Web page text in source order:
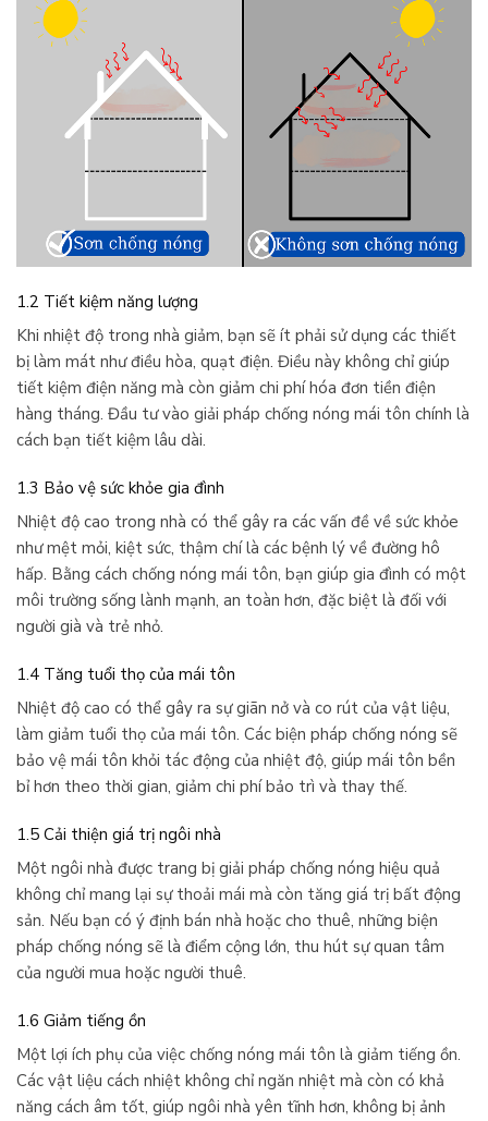
1.2 Tiết kiệm năng lượng
Khi nhiệt độ trong nhà giảm, bạn sẽ ít phải sử dụng các thiết
bị làm mát như điều hòa, quạt điện. Điều này không chỉ giúp
tiết kiệm điện năng mà còn giảm chi phí hóa đơn tiền điện
hàng tháng. Đầu tư vào giải pháp chống nóng mái tôn chính là
cách bạn tiết kiệm lâu dài.
1.3 Bảo vệ sức khỏe gia đình
Nhiệt độ cao trong nhà có thể gây ra các vấn đề về sức khỏe
như mệt mỏi, kiệt sức, thậm chí là các bệnh lý về đường hô
hấp. Bằng cách chống nóng mái tôn, bạn giúp gia đình có một
môi trường sống lành mạnh, an toàn hơn, đặc biệt là đối với
người già và trẻ nhỏ.
1.4 Tăng tuổi thọ của mái tôn
Nhiệt độ cao có thể gây ra sự giãn nở và co rút của vật liệu,
làm giảm tuổi thọ của mái tôn. Các biện pháp chống nóng sẽ
bảo vệ mái tôn khỏi tác động của nhiệt độ, giúp mái tôn bền
bỉ hơn theo thời gian, giảm chi phí bảo trì và thay thế.
1.5 Cải thiện giá trị ngôi nhà
Một ngôi nhà được trang bị giải pháp chống nóng hiệu quả
không chỉ mang lại sự thoải mái mà còn tăng giá trị bất động
sản. Nếu bạn có ý định bán nhà hoặc cho thuê, những biện
pháp chống nóng sẽ là điểm cộng lớn, thu hút sự quan tâm
của người mua hoặc người thuê.
1.6 Giảm tiếng ồn
Một lợi ích phụ của việc chống nóng mái tôn là giảm tiếng ồn.
Các vật liệu cách nhiệt không chỉ ngăn nhiệt mà còn có khả
năng cách âm tốt, giúp ngôi nhà yên tĩnh hơn, không bị ảnh